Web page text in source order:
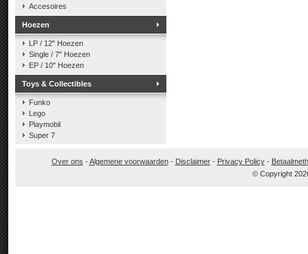
Accesoires
Hoezen
LP / 12" Hoezen
Single / 7" Hoezen
EP / 10" Hoezen
Toys & Collectibles
Funko
Lego
Playmobil
Super 7
Over ons -Algemene voorwaarden- Disclaimer- Privacy Policy-
© Copyright